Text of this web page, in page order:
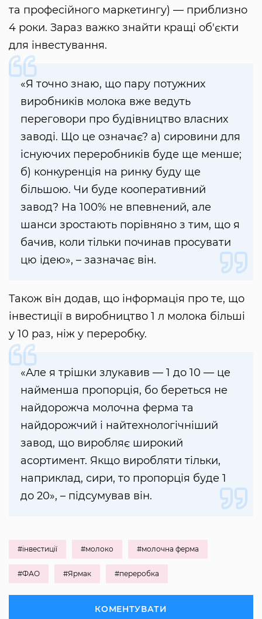
та професійного маркетингу) — приблизно
4 роки. Зараз важко знайти кращі об'єкти
для інвестування.
«Я точно знаю, що пару потужних
виробників молока вже ведуть
переговори про будівництво власних
заводі. Що це означає? а) сировини для
існуючих переробників буде ще менше;
б) конкуренція на ринку буду ще
більшою. Чи буде кооперативний
завод? На 100% не впевнений, але
шанси зростають порівняно з тим, що я
бачив, коли тільки починав просувати
цю ідею», – зазначає він.
Також він додав, що інформація про те, що
інвестиції в виробництво 1 л молока більші
у 10 раз, ніж у переробку.
«Але я трішки злукавив — 1 до 10 — це
найменша пропорція, бо береться не
найдорожча молочна ферма та
найдорожчий і найтехнологічніший
завод, що виробляє широкий
асортимент. Якщо виробляти тільки,
наприклад, сири, то пропорція буде 1
до 20», – підсумував він.
#інвестиції #молоко #молочна ферма
#ФАО #Ярмак #переробка
КОМЕНТУВАТИ